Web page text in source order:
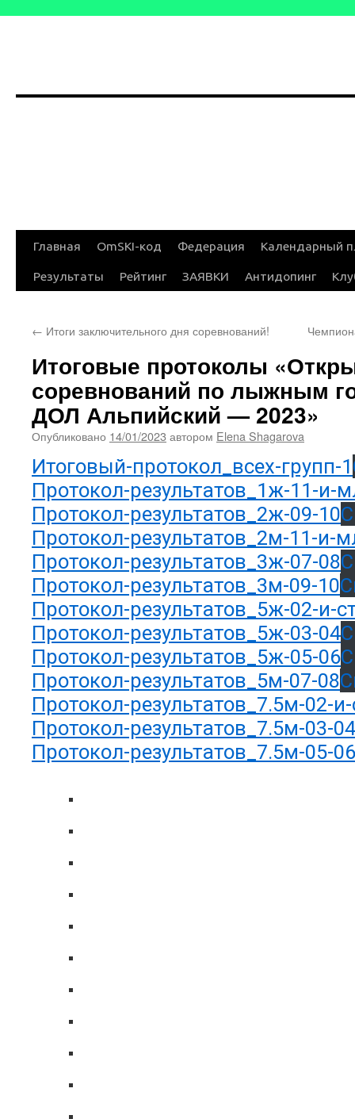
Перейти
Главная OmSKI-код Федерация Календарный
Результаты Рейтинг ЗАЯВКИ Антидопинг
← Итоги заключительного дня соревнований!
Итоговые протоколы
соревнований по лыжным
ДОЛ Альпийский — 2023»
Опубликовано 14/01/2023 автором Elena Shagarova
Итоговый-протокол_всех-групп-1
Протокол-результатов_1ж-11-и-
Протокол-результатов_2ж-09-10
Протокол-результатов_2м-11-и-
Протокол-результатов_3ж-07-08
Протокол-результатов_3м-09-10
Протокол-результатов_5ж-02-и-
Протокол-результатов_5ж-03-04
Протокол-результатов_5ж-05-06
Протокол-результатов_5м-07-08
Протокол-результатов_7.5м-02-
Протокол-результатов_7.5м-03-04
Протокол-результатов_7.5м-05-06